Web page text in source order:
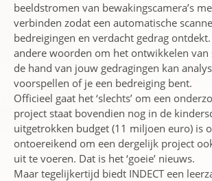
beeldstromen van bewakingscamera’s
verbinden zodat een automatische
bedreigingen en verdacht gedrag
andere woorden om het ontwikkelen van
de hand van jouw gedragingen kan
voorspellen of je een bedreiging bent.
Officieel gaat het ‘slechts’ om een
project staat bovendien nog in de
uitgetrokken budget (11 miljoen euro) is
ontoereikend om een dergelijk project
uit te voeren. Dat is het ‘goeie’ nieuws.
Maar tegelijkertijd biedt INDECT een